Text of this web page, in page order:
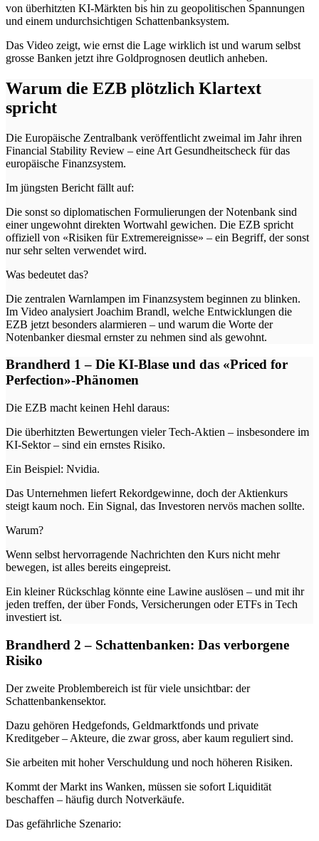
von überhitzten KI-Märkten bis hin zu geopolitischen Spannungen
und einem undurchsichtigen Schattenbanksystem.
Das Video zeigt, wie ernst die Lage wirklich ist und warum selbst
grosse Banken jetzt ihre Goldprognosen deutlich anheben.
Warum die EZB plötzlich Klartext
spricht
Die Europäische Zentralbank veröffentlicht zweimal im Jahr ihren
Financial Stability Review – eine Art Gesundheitscheck für das
europäische Finanzsystem.
Im jüngsten Bericht fällt auf:
Die sonst so diplomatischen Formulierungen der Notenbank sind
einer ungewohnt direkten Wortwahl gewichen. Die EZB spricht
offiziell von «Risiken für Extremereignisse» – ein Begriff, der sonst
nur sehr selten verwendet wird.
Was bedeutet das?
Die zentralen Warnlampen im Finanzsystem beginnen zu blinken.
Im Video analysiert Joachim Brandl, welche Entwicklungen die
EZB jetzt besonders alarmieren – und warum die Worte der
Notenbanker diesmal ernster zu nehmen sind als gewohnt.
Brandherd 1 – Die KI-Blase und das «Priced for
Perfection»-Phänomen
Die EZB macht keinen Hehl daraus:
Die überhitzten Bewertungen vieler Tech-Aktien – insbesondere im
KI-Sektor – sind ein ernstes Risiko.
Ein Beispiel: Nvidia.
Das Unternehmen liefert Rekordgewinne, doch der Aktienkurs
steigt kaum noch. Ein Signal, das Investoren nervös machen sollte.
Warum?
Wenn selbst hervorragende Nachrichten den Kurs nicht mehr
bewegen, ist alles bereits eingepreist.
Ein kleiner Rückschlag könnte eine Lawine auslösen – und mit ihr
jeden treffen, der über Fonds, Versicherungen oder ETFs in Tech
investiert ist.
Brandherd 2 – Schattenbanken: Das verborgene
Risiko
Der zweite Problembereich ist für viele unsichtbar: der
Schattenbankensektor.
Dazu gehören Hedgefonds, Geldmarktfonds und private
Kreditgeber – Akteure, die zwar gross, aber kaum reguliert sind.
Sie arbeiten mit hoher Verschuldung und noch höheren Risiken.
Kommt der Markt ins Wanken, müssen sie sofort Liquidität
beschaffen – häufig durch Notverkäufe.
Das gefährliche Szenario: